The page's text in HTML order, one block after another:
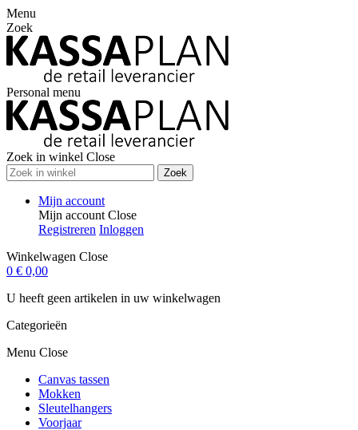
Menu
Zoek
Personal menu
Zoek in winkel Close
Zoek
Mijn account
Mijn account Close
Registreren Inloggen
Winkelwagen Close
0 € 0,00
U heeft geen artikelen in uw winkelwagen
Categorieën
Menu Close
Canvas tassen
Mokken
Sleutelhangers
Voorjaar